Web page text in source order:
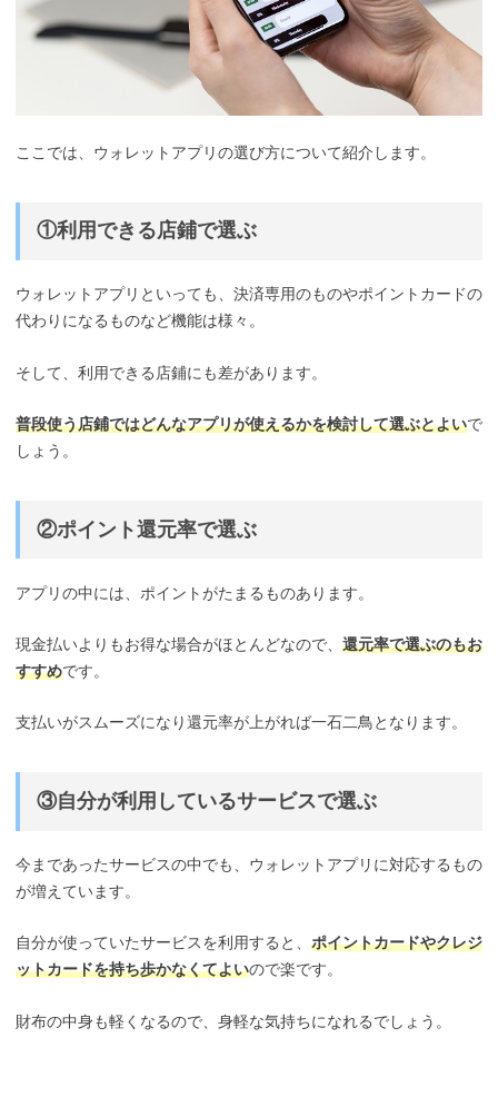
ここでは、ウォレットアプリの選び方について紹介します。
①利用できる店鋪で選ぶ
ウォレットアプリといっても、決済専用のものやポイントカードの
代わりになるものなど機能は様々。
そして、利用できる店鋪にも差があります。
普段使う店鋪ではどんなアプリが使えるかを検討して選ぶとよいで
しょう。
②ポイント還元率で選ぶ
アプリの中には、ポイントがたまるものあります。
現金払いよりもお得な場合がほとんどなので、 還元率で選ぶのもお
すすめです。
支払いがスムーズになり還元率が上がれば一石二鳥となります。
③自分が利用しているサービスで選ぶ
今まであったサービスの中でも、ウォレットアプリに対応するもの
が増えています。
自分が使っていたサービスを利用すると、 ポイントカードやクレジ
ットカードを持ち歩かなくてよいので楽です。
財布の中身も軽くなるので、身軽な気持ちになれるでしょう。